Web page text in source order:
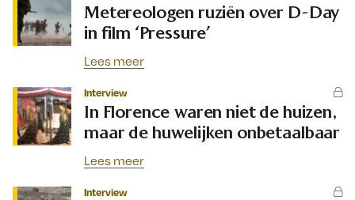
Metereologen ruziën over D-Day
in film ‘Pressure’
Lees meer
Interview
In Florence waren niet de huizen,
maar de huwelijken onbetaalbaar
Lees meer
Interview